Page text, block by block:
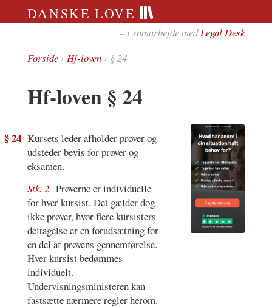
DANSKE LOVE
– i samarbejde medLegal Desk
Forside› Hf-loven› § 24
Hf-loven § 24
§ 24 Kursets leder afholder prøver og
udsteder bevis for prøver og
eksamen.
Stk. 2. Prøverne er individuelle
for hver kursist. Det gælder dog
ikke prøver, hvor flere kursisters
deltagelse er en forudsætning for
en del af prøvens gennemførelse.
Hver kursist bedømmes
individuelt.
Undervisningsministeren kan
fastsætte nærmere regler herom.